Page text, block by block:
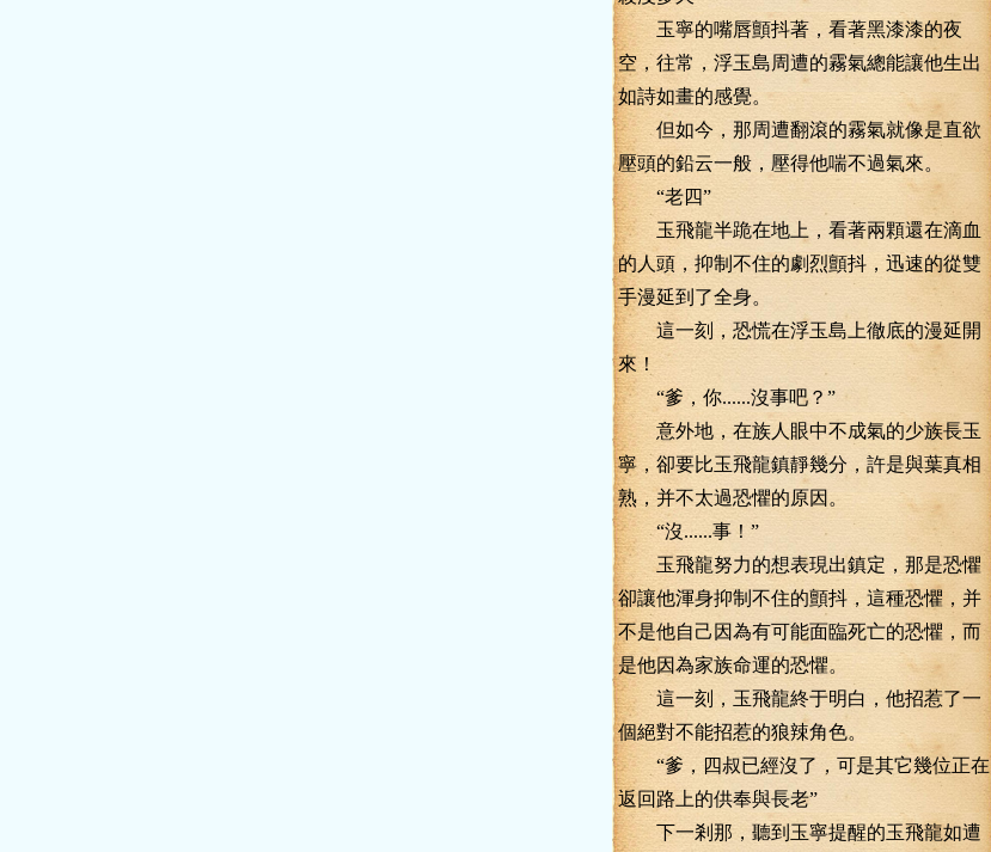
玉寧的嘴唇顫抖著，看著黑漆漆的夜
空，往常，浮玉島周遭的霧氣總能讓他生出
如詩如畫的感覺。
但如今，那周遭翻滾的霧氣就像是直欲
壓頭的鉛云一般，壓得他喘不過氣來。
“老四”
玉飛龍半跪在地上，看著兩顆還在滴血
的人頭，抑制不住的劇烈顫抖，迅速的從雙
手漫延到了全身。
這一刻，恐慌在浮玉島上徹底的漫延開
來！
“爹，你......沒事吧？”
意外地，在族人眼中不成氣的少族長玉
寧，卻要比玉飛龍鎮靜幾分，許是與葉真相
熟，并不太過恐懼的原因。
“沒......事！”
玉飛龍努力的想表現出鎮定，那是恐懼
卻讓他渾身抑制不住的顫抖，這種恐懼，并
不是他自己因為有可能面臨死亡的恐懼，而
是他因為家族命運的恐懼。
這一刻，玉飛龍終于明白，他招惹了一
個絕對不能招惹的狼辣角色。
“爹，四叔已經沒了，可是其它幾位正在
返回路上的供奉與長老”
下一剎那，聽到玉寧提醒的玉飛龍如遭